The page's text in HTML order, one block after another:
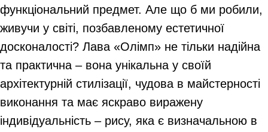
функціональний предмет. Але що б ми робили,
живучи у світі, позбавленому естетичної
досконалості? Лава «Олімп» не тільки надійна
та практична – вона унікальна у своїй
архітектурній стилізації, чудова в майстерності
виконання та має яскраво виражену
індивідуальність – рису, яка є визначальною в